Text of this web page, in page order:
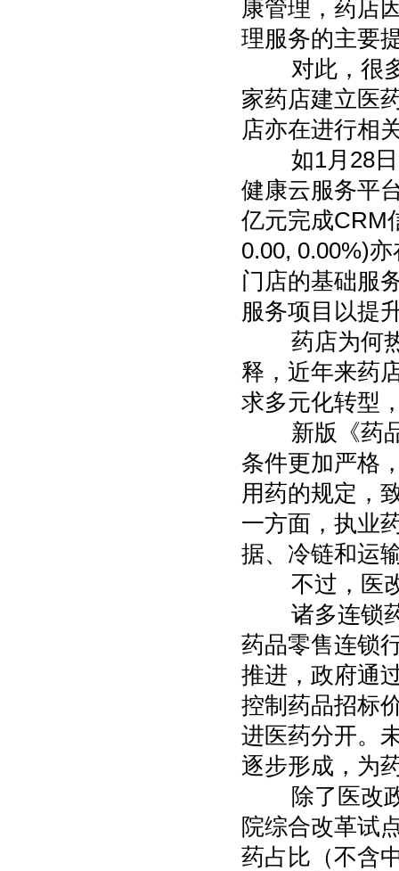
康管理，药店
理服务的主要
对此，很多
家药店建立医
店亦在进行相
如1月28日
健康云服务平
亿元完成CRM
0.00, 0.00%)
门店的基础服
服务项目以提
药店为何热
释，近年来药
求多元化转型
新版《药品
条件更加严格
用药的规定，
一方面，执业
据、冷链和运
不过，医改
诸多连锁药
药品零售连锁
推进，政府通
控制药品招标
进医药分开。
逐步形成，为
除了医改政
院综合改革试
药占比（不含